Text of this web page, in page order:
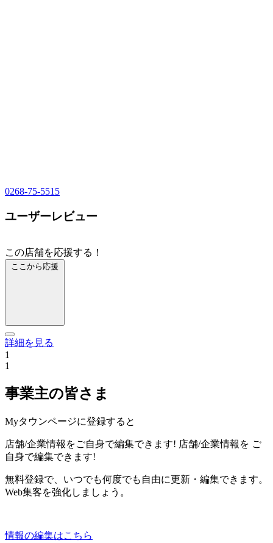
0268-75-5515
ユーザーレビュー
この店舗を応援する！
ここから応援
詳細を見る
1
1
事業主の皆さま
Myタウンページに登録すると
店舗/企業情報をご自身で編集できます! 店舗/企業情報を ご
自身で編集できます!
無料登録で、いつでも何度でも自由に更新・編集できます。
Web集客を強化しましょう。
情報の編集はこちら